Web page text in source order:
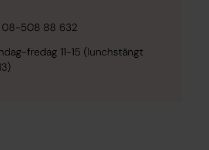
08-508 88 632
fredag 11-15 (lunchstängt